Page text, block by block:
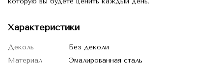
Характеристики
Деколь
Без деколи
Материал
Эмалированная сталь